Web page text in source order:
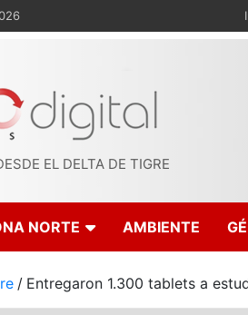
EL DELTA DE TIGRE
NORTE AMBIENTE
Entregaron 1.300 tablets a